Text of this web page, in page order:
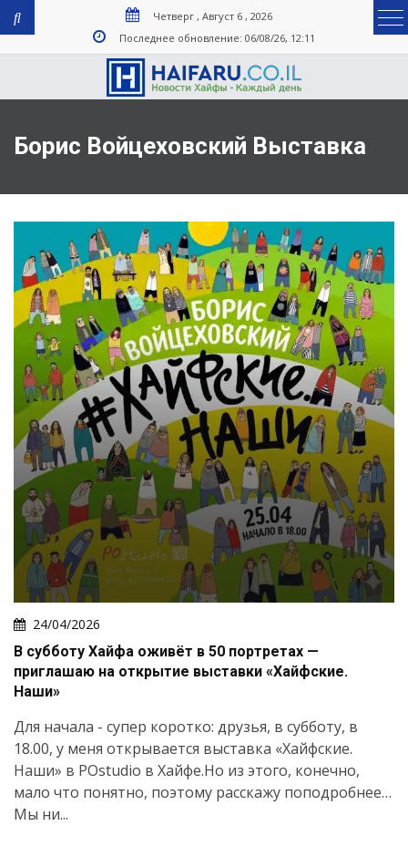
Четверг , Август 6 , 2026
Последнее обновление: 06/08/26, 12:11
Борис Войцеховский Выставка
24/04/2026
В субботу Хайфа оживёт в 50 портретах —
приглашаю на открытие выставки «Хайфские.
Наши»
Для начала - супер коротко: друзья, в субботу, в
18.00, у меня открывается выставка «Хайфские.
Наши» в POstudio в Хайфе.Но из этого, конечно,
мало что понятно, поэтому расскажу поподробнее…
Мы ни...